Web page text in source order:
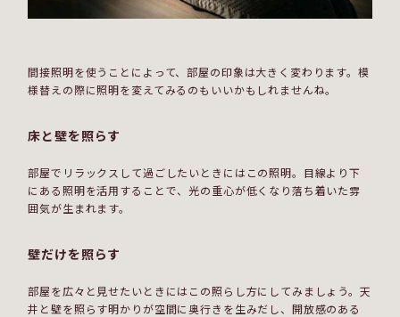
間接照明を使うことによって、部屋の印象は大きく変わります。模
様替えの際に照明を変えてみるのもいいかもしれませんね。
床と壁を照らす
部屋でリラックスして過ごしたいときにはこの照明。目線より下
にある照明を活用することで、光の重心が低くなり落ち着いた雰
囲気が生まれます。
壁だけを照らす
部屋を広々と見せたいときにはこの照らし方にしてみましょう。天
井と壁を照らす明かりが空間に奥行きを生みだし、開放感のある